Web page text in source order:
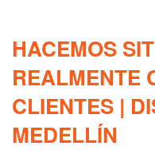
HACEMOS
REALMENTE
CLIENTES |
MEDELLÍN